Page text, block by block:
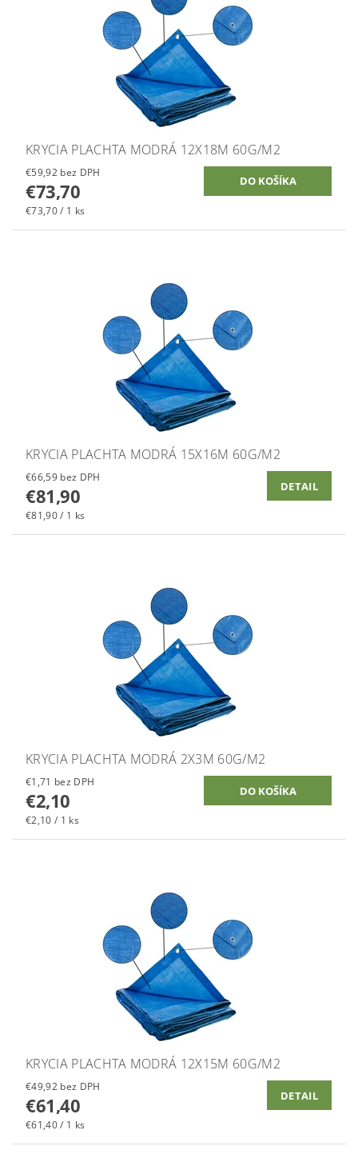
KRYCIA PLACHTA MODRÁ 12X18M 60G/M2
€59,92 bez DPH
€73,70
€73,70 / 1 ks
KRYCIA PLACHTA MODRÁ 15X16M 60G/M2
€66,59 bez DPH
€81,90
€81,90 / 1 ks
DETAIL
KRYCIA PLACHTA MODRÁ 2X3M 60G/M2
€1,71 bez DPH
€2,10
€2,10 / 1 ks
KRYCIA PLACHTA MODRÁ 12X15M 60G/M2
€49,92 bez DPH
€61,40
€61,40 / 1 ks
DETAIL